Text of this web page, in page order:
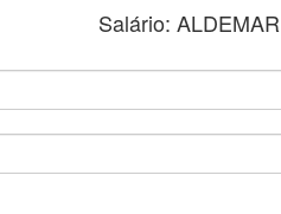
Salário: